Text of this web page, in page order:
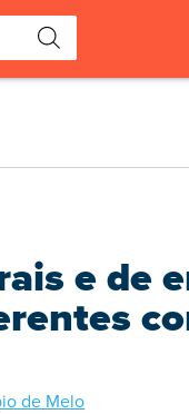
e de
de Melo